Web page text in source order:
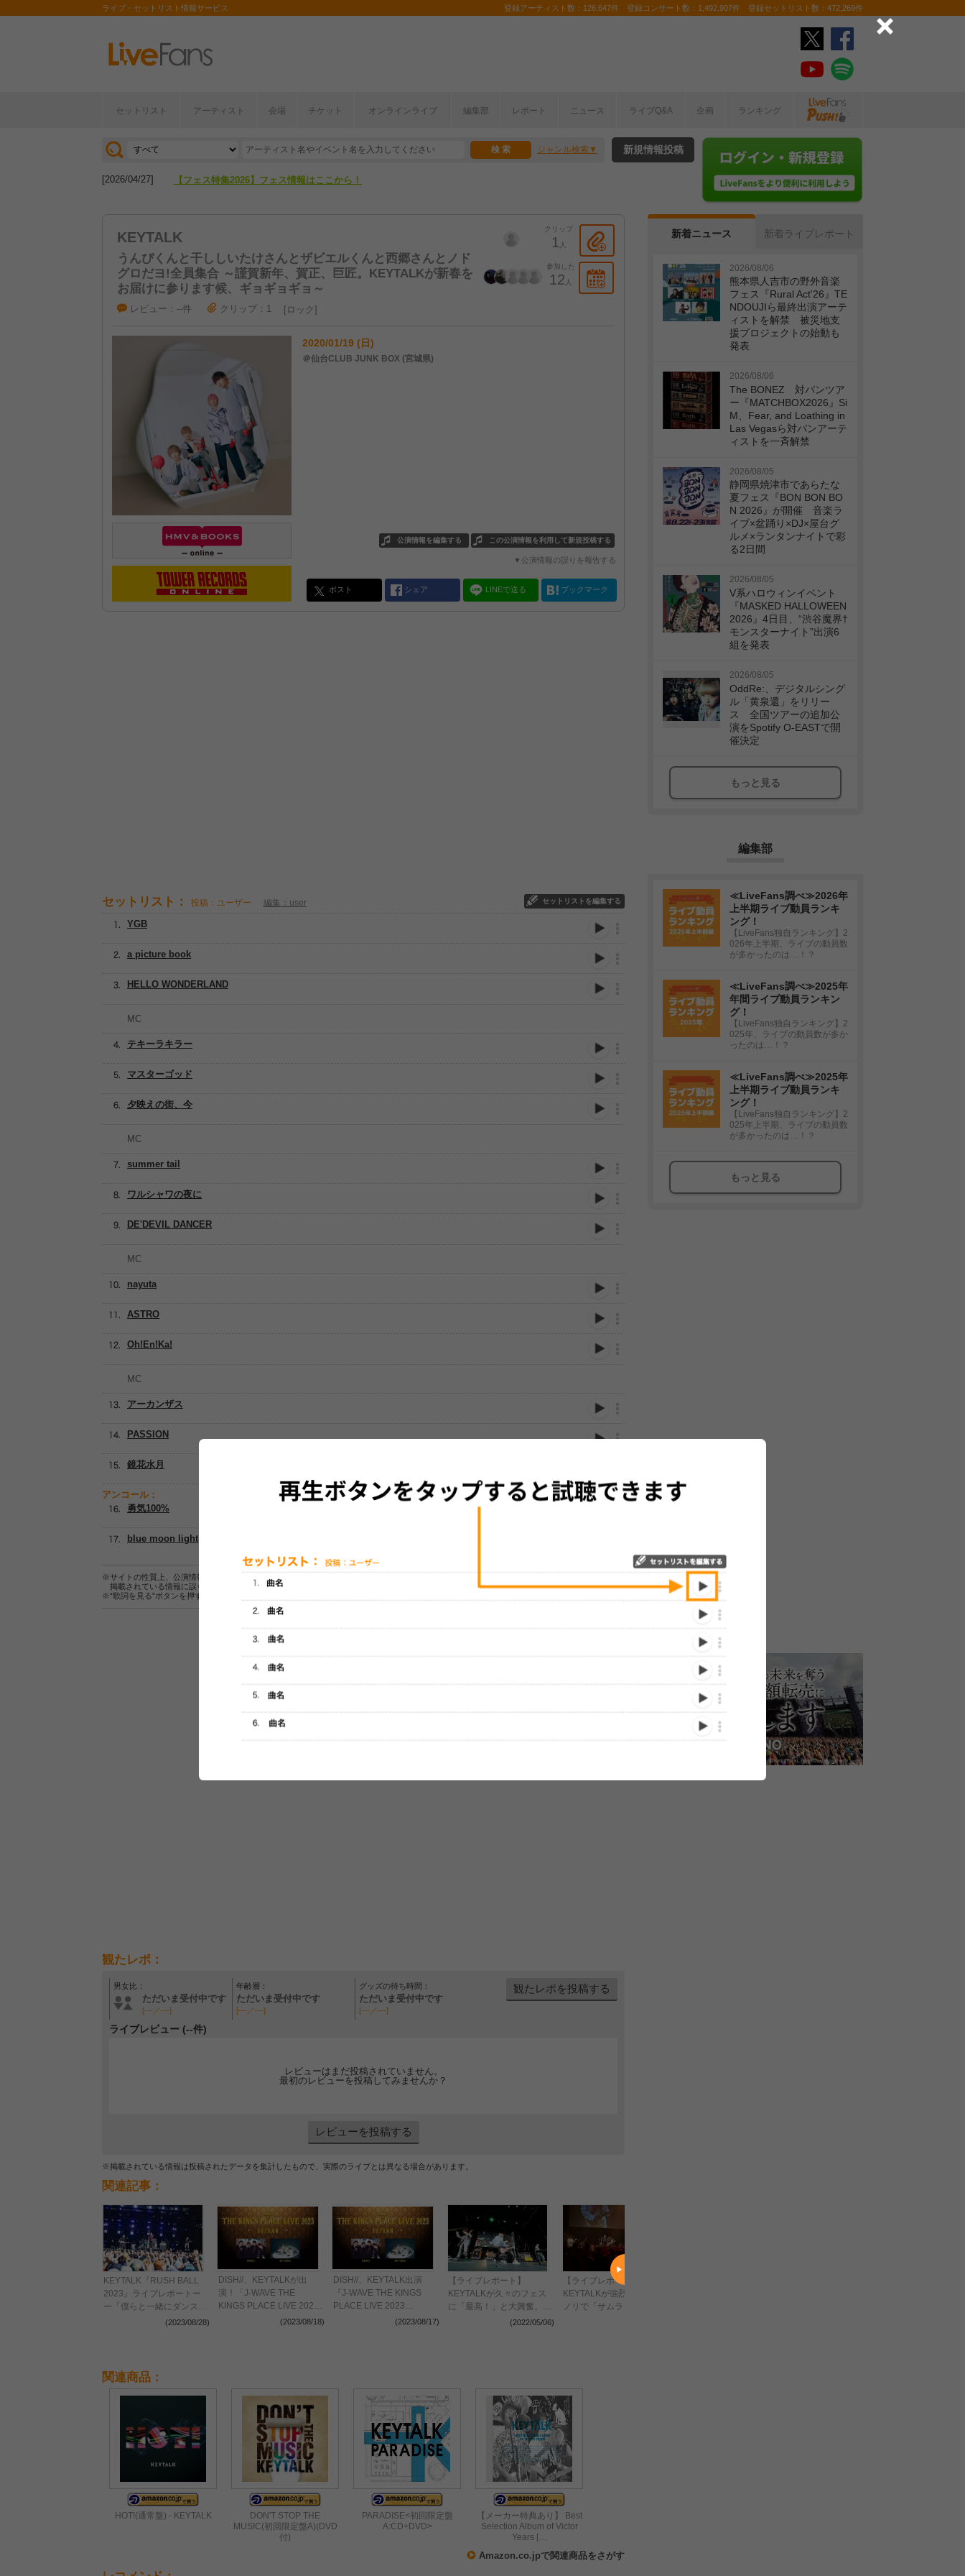
ライブ・セットリスト情報サービス 登録アーティスト数：126,647件 登録コンサート数：1,492,907件 登録セットリスト数：472,269件
セットリスト アーティスト 会場 チケット オンラインライブ 編集部 レポート ニュース ライブQ&A 企画 ランキング
ジャンル検索
[2026/07/28] 【ライブ動員ランキング】2026年上半期編発表！
[2026/04/27] 【フェス特集2026】フェス情報はここから！
新規情報投稿
KEYTALK
うんぴくんと干ししいたけさんとザビエルくんと西郷さんとノド
グロだヨ!全員集合 ～謹賀新年、賀正、巨匠。KEYTALKが新春を
お届けに参ります候、ギョギョギョ～
クリップ
1 人
参加した
12 人
レビュー：--件 クリップ：1 ロック
2020/01/19 (日)
＠仙台CLUB JUNK BOX (宮城県)
この公演情報を利用して新規投稿する
公演情報を編集する
▼公演情報の誤りを報告する
ポスト シェア LINEで送る ブックマーク
セットリスト： 投稿：ユーザー 編集：user セットリストを編集する
夕映えの街、今
MC
a picture book
summer tail
マスターゴッド
テキーラキラー
YGB
HELLO WONDERLAND
MC
ワルシャワの夜に
DE'DEVIL DANCER
MC
nayuta
ASTRO
Oh!En!Ka!
MC
アーカンザス
PASSION
鏡花水月
アンコール：
勇気100%
blue moon light
※サイトの性質上、公演情報およびセットリスト情報の正確性は保証されませんので、あらかじめご了承ください。
掲載されている情報に誤りがある場合は、 こちら
※“歌詞を見る”ボタンを押すと、株式会社ページワンが運営する歌詞サイト「
セットリストをプレイリストにして保存する
観たレポ：
男女比：
ただいま受付中です
[---／---]
年齢層：
ただいま受付中です
[---／---]
グッズの待ち時間：
ただいま受付中です
[---／---]
観たレポを投稿する
ライブレビュー (--件)
レビューはまだ投稿されていません。
最初のレビューを投稿してみませんか？
レビューを投稿する
※掲載されている情報は投稿されたデータを集計したもので、実際のライブとは異なる場合があります。
関連記事：
KEYTALK『RUSH BALL
2023』ライブレポートー
ー「僕らと一緒にダンスし
ませんか！」お祭りロック
(2023/08/28)
DISH//、KEYTALKが出
演！「J-WAVE THE
KINGS PLACE LIVE 2023
AUTUMN」10月開催決定
(2023/08/18)
DISH//、KEYTALK出演
『J-WAVE THE KINGS
PLACE LIVE 2023
AUTUMN』10月に開催決
(2023/08/17)
【ライブレポート】
KEYTALKが久々のフェス
に「最高！」と大興奮。フ
ァンとお祭り騒ぎに！＜
(2022/05/06)
【ライブレポート】
KEYTALKが強烈なお祭り
ノリで「サムライソニッ
関連商品：
HOT!(通常盤) - KEYTALK
DON'T STOP THE
MUSIC(初回限定盤A)(DVD
付)
PARADISE<初回限定盤
A:CD+DVD>
【メーカー特典あり】 Best
Selection Album of Victor
Years […
Amazon.co.jpで関連商品をさがす
新着ニュース 新着ライブレポート
2026/08/06
熊本県人吉市の野外音楽
フェス『Rural Act'26』TE
NDOUJIら最終出演アーテ
ィストを解禁 被災地支
援プロジェクトの始動も
発表
2026/08/06
The BONEZ 対バンツア
ー『MATCHBOX2026』Si
M、Fear, and Loathing in
Las Vegasら対バンアーテ
ィストを一斉解禁
2026/08/05
静岡県焼津市であらたな
夏フェス『BON BON BO
N 2026』が開催 音楽ラ
イブ×盆踊り×DJ×屋台グ
ルメ×ランタンナイトで彩
る2日間
2026/08/05
V系ハロウィンイベント
『MASKED HALLOWEEN
2026』4日目、“渋谷魔界†
モンスターナイト”出演6
組を発表
2026/08/05
OddRe:、デジタルシング
ル「黄泉還」をリリー
ス 全国ツアーの追加公
演をSpotify O-EASTで開
催決定
もっと見る
編集部
≪LiveFans調べ≫2026年
上半期ライブ動員ランキ
ング！
【LiveFans独自ランキング】2
026年上半期、ライブの動員数
が多かったのは…！？
≪LiveFans調べ≫2025年
年間ライブ動員ランキン
グ！
【LiveFans独自ランキング】2
025年、ライブの動員数が多か
ったのは…！？
≪LiveFans調べ≫2025年
上半期ライブ動員ランキ
ング！
【LiveFans独自ランキング】2
025年上半期、ライブの動員数
が多かったのは…！？
もっと見る